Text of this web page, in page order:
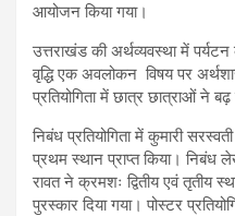
आयोजन किया गया।
उत्तराखंड की अर्थव्यवस्था में
वृद्धि एक अवलोकन विषय पर
प्रतियोगिता में छात्र छात्राओं ने
निबंध प्रतियोगिता में कुमारी
प्रथम स्थान प्राप्त किया। निबंध
रावत ने क्रमशः द्वितीय एवं तृतीय
पुरस्कार दिया गया। पोस्टर